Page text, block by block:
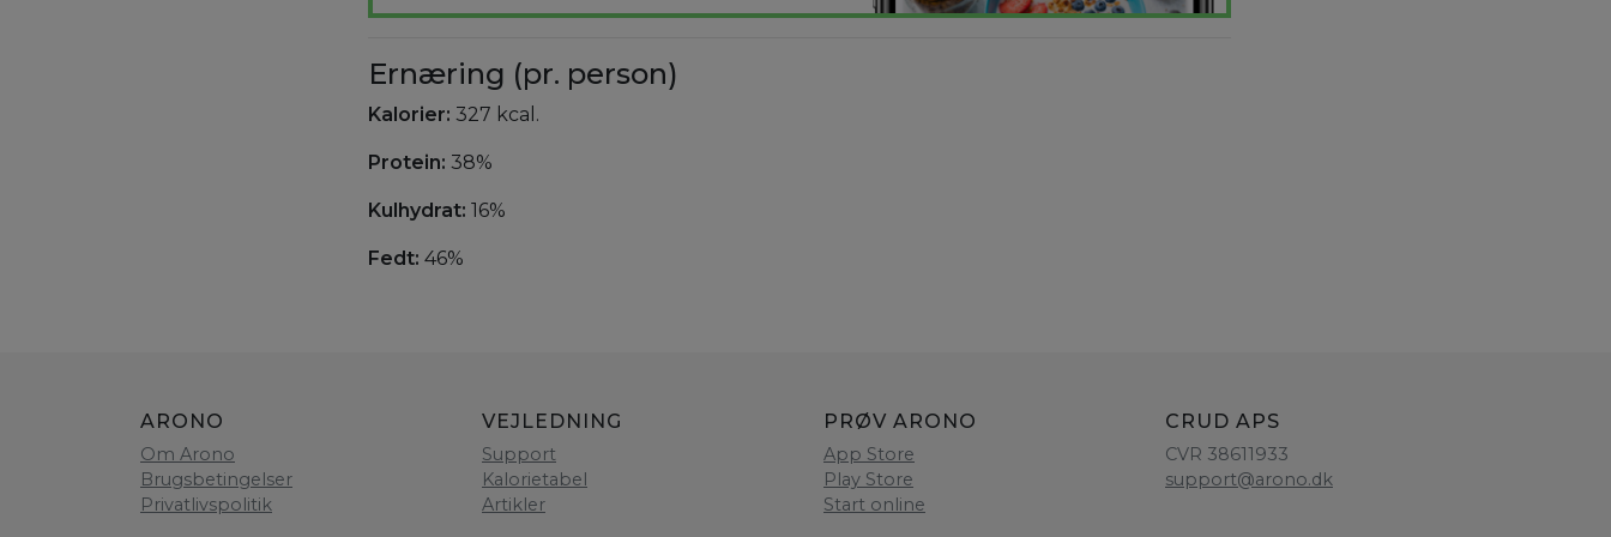
Ernæring (pr. person)
Kalorier: 327 kcal.
Protein: 38%
Kulhydrat: 16%
Fedt: 46%
ARONO
Om Arono
Brugsbetingelser
Privatlivspolitik
VEJLEDNING
Support
Kalorietabel
Artikler
PRØV ARONO
App Store
Play Store
Start online
CRUD APS
CVR 38611933
support@arono.dk